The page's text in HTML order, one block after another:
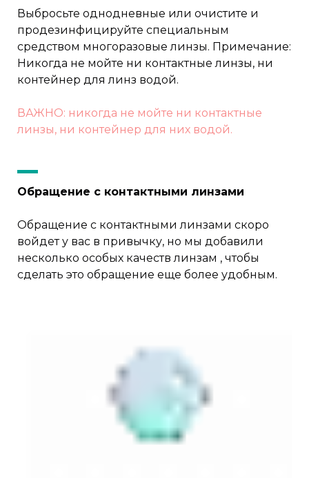
Выбросьте однодневные или очистите и
продезинфицируйте специальным
средством многоразовые линзы. Примечание:
Никогда не мойте ни контактные линзы, ни
контейнер для линз водой.
ВАЖНО: никогда не мойте ни контактные
линзы, ни контейнер для них водой.
Обращение с контактными линзами
Обращение с контактными линзами скоро
войдет у вас в привычку, но мы добавили
несколько особых качеств линзам , чтобы
сделать это обращение еще более удобным.